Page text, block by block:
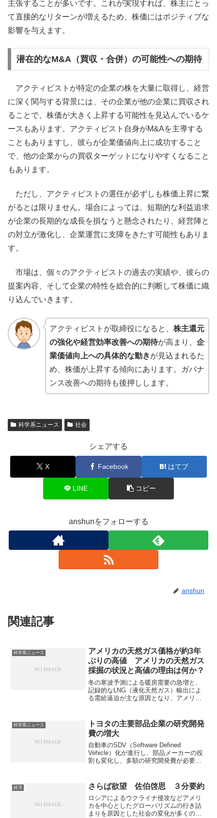
主張することが多いです。これが実現すれば、株主にとっ
て直接的なリターンが増えるため、株価にはポジティブな
影響を与えます。
潜在的なM&A（買収・合併）の可能性への期待
アクティビストが特定の企業の株を大量に取得し、経営
に深く関与する背景には、その企業が他の企業に買収され
ることで、株価が大きく上昇する可能性を見込んでいるケ
ースもあります。アクティビスト自身がM&Aを主導する
こともありますし、彼らが企業価値向上に成功すること
で、他の企業からの買収ターゲットになりやすくなること
もあります。
ただし、アクティビストの選任が必ずしも株価上昇に繋
がるとは限りません。場合によっては、短期的な利益追求
が企業の長期的な成長を損なうと懸念されたり、経営陣と
の対立が激化し、企業運営に支障をきたす可能性もありま
す。
市場は、個々のアクティビストの過去の実績や、彼らの
提案内容、そして企業の特性を総合的に判断して株価に織
り込んでいきます。
アクティビストが取締役になると、 株主還元
の強化や経営効率改善への期待が高まり、 企
業価値向上への具体的な動きが見込まれるた
め、株価が上昇する傾向にあります。ガバナ
ンス改善への期待も後押しします。
科学系ニュース 社会
シェアする
X Facebook はてブ
LINE コピー
anshunをフォローする
anshun
関連記事
科学系ニュース
アメリカの天然ガス価格が約3年
ぶりの高値 アメリカの天然ガス
採掘の状況と高値の理由は何か？
冬の寒波予測による暖房需要の急増と、
記録的なLNG（液化天然ガス）輸出によ
る需給逼迫が主な原因となり、アメリカ
況等などを知ることができます。
科学系ニュース
トヨタの主要部品企業の研究開発
費の増大
自動車のSDV（Software Defined
Vehicle）化が進行し、部品メーカーの役
割も変化し、多額の研究開発費が必要に
いるのか知ることができます。
経済 さらば欲望 佐伯啓思 ３分要約
ロシアによるウクライナ侵攻などアメリ
カを中心としたグローバリズムの行き詰
まりを原因とした社会の変化が多くの場